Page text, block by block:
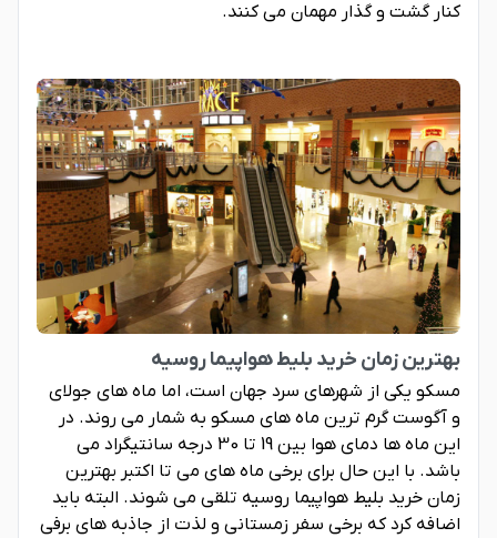
کنار گشت و گذار مهمان می کنند.
بهترین زمان خرید بلیط هواپیما روسیه
مسکو یکی از شهرهای سرد جهان است، اما ماه های جولای
و آگوست گرم ترین ماه های مسکو به شمار می روند. در
این ماه ها دمای هوا بین 19 تا 30 درجه سانتیگراد می
باشد. با این حال برای برخی ماه های می تا اکتبر بهترین
زمان خرید بلیط هواپیما روسیه تلقی می شوند. البته باید
اضافه کرد که برخی سفر زمستانی و لذت از جاذبه های برفی